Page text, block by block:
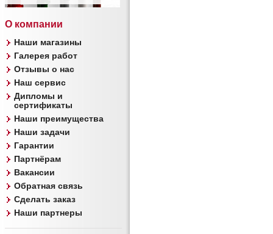
О компании
Наши магазины
Галерея работ
Отзывы о нас
Наш сервис
Дипломы и
сертификаты
Наши преимущества
Наши задачи
Гарантии
Партнёрам
Вакансии
Обратная связь
Сделать заказ
Наши партнеры